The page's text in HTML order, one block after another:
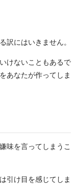
訳にはいきません。
けないこともあるで
あなたが作ってしま
味を言ってしまうこ
引け目を感じてしま